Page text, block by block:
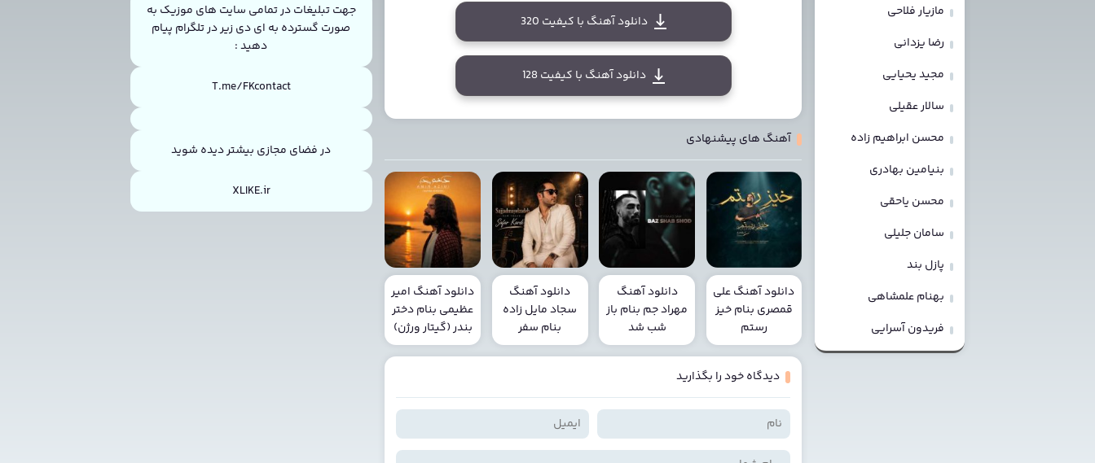
دانلود آهنگ با کیفیت 320
دانلود آهنگ با کیفیت 128
آهنگ های پیشنهادی
دانلود آهنگ علی
قمصری بنام خیز
رستم
دانلود آهنگ
مهراد جم بنام باز
شب شد
دانلود آهنگ
سجاد مایل زاده
بنام سفر
دانلود آهنگ امیر
عظیمی بنام دختر
بندر (گیتار ورژن)
دیدگاه خود را بگذارید
مازیار فلاحی
رضا یزدانی
مجید یحیایی
سالار عقیلی
محسن ابراهیم زاده
بنیامین بهادری
محسن یاحقی
سامان جلیلی
پازل بند
بهنام علمشاهی
فریدون آسرایی
جهت تبلیغات در تمامی سایت های موزیک به
صورت گسترده به ای دی زیر در تلگرام پیام
دهید :
T.me/FKcontact
در فضای مجازی بیشتر دیده شوید
XLIKE.ir